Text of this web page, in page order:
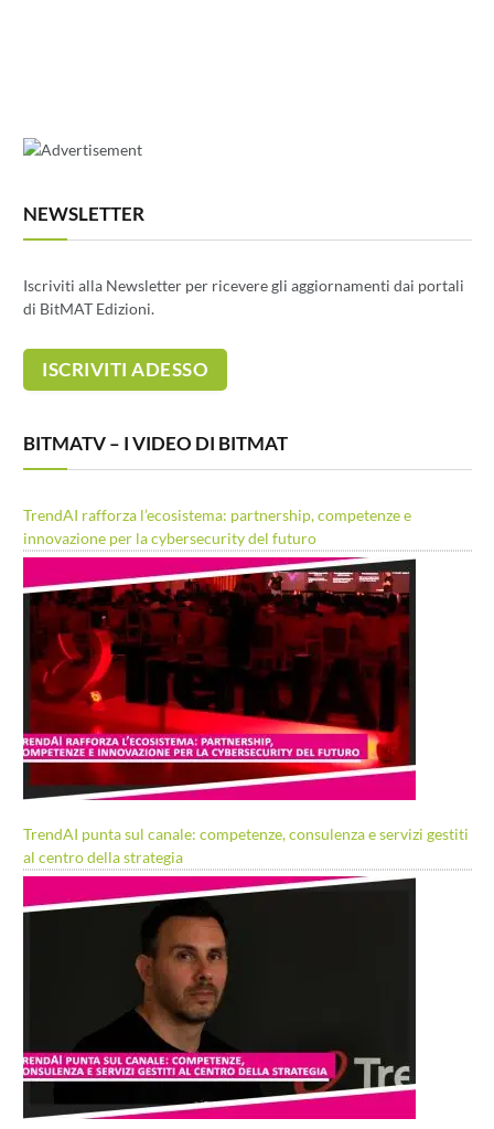
NEWSLETTER
Iscriviti alla Newsletter per ricevere gli aggiornamenti dai portali
di BitMAT Edizioni.
BITMATV – I VIDEO DI BITMAT
TrendAI rafforza l’ecosistema: partnership, competenze e
innovazione per la cybersecurity del futuro
TrendAI punta sul canale: competenze, consulenza e servizi gestiti
al centro della strategia